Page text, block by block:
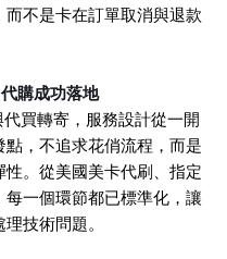
不是卡在訂單取消與退款
購成功落地
買轉寄，服務設計從一開
，不追求花俏流程，而是
。從美國美卡代刷、指定
一個環節都已標準化，讓
技術問題。